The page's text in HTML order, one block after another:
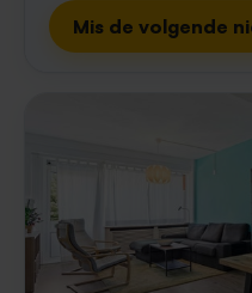
Mis de volgende